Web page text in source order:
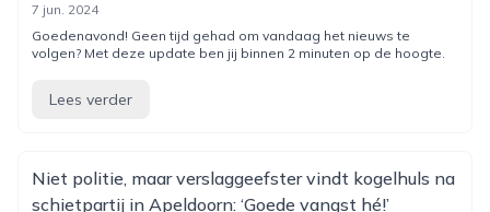
7 jun. 2024
Goedenavond! Geen tijd gehad om vandaag het nieuws te
volgen? Met deze update ben jij binnen 2 minuten op de hoogte.
Lees verder
Niet politie, maar verslaggeefster vindt kogelhuls na
schietpartij in Apeldoorn: ‘Goede vangst hé!’